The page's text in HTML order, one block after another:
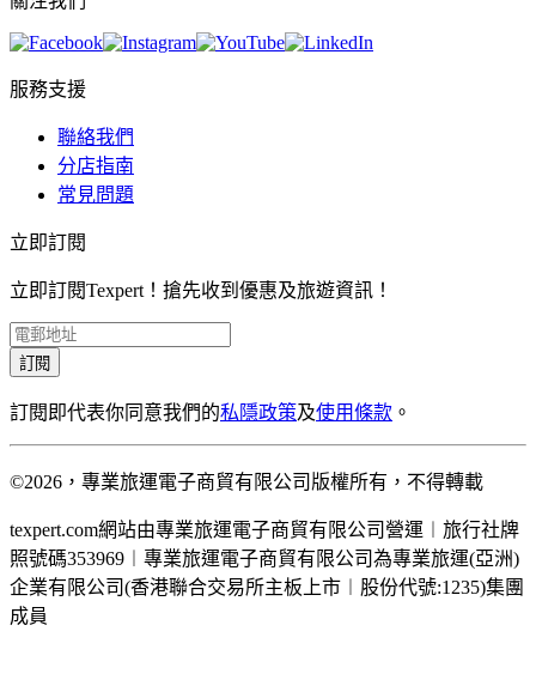
服務支援
聯絡我們
分店指南
常見問題
立即訂閱
立即訂閱Texpert！搶先收到優惠及旅遊資訊！
訂閱
訂閱即代表你同意我們的私隱政策及使用條款 。
©2026，專業旅運電子商貿有限公司版權所有，不得轉載
texpert.com網站由專業旅運電子商貿有限公司營運︱旅行社牌
照號碼353969︱專業旅運電子商貿有限公司為專業旅運(亞洲)
企業有限公司(香港聯合交易所主板上市︱股份代號:1235)集團
成員